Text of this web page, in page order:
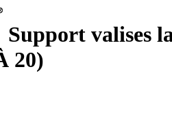
Support valises
20)